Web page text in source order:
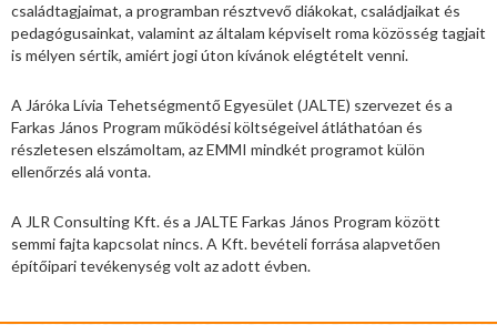
családtagjaimat, a programban résztvevő diákokat, családjaikat és
pedagógusainkat, valamint az általam képviselt roma közösség tagjait
is mélyen sértik, amiért jogi úton kívánok elégtételt venni.
A Járóka Lívia Tehetségmentő Egyesület (JALTE) szervezet és a
Farkas János Program működési költségeivel átláthatóan és
részletesen elszámoltam, az EMMI mindkét programot külön
ellenőrzés alá vonta.
A JLR Consulting Kft. és a JALTE Farkas János Program között
semmi fajta kapcsolat nincs. A Kft. bevételi forrása alapvetően
építőipari tevékenység volt az adott évben.